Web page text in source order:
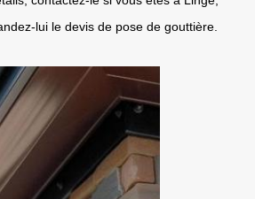
lui le devis de pose de gouttière.